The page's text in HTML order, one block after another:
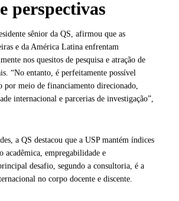
perspectivas
sênior da QS, afirmou que as
e da América Latina enfrentam
nos quesitos de pesquisa e atração de
“No entanto, é perfeitamente possível
por meio de financiamento direcionado,
internacional e parcerias de investigação”,
a QS destacou que a USP mantém índices
acadêmica, empregabilidade e
desafio, segundo a consultoria, é a
no corpo docente e discente.